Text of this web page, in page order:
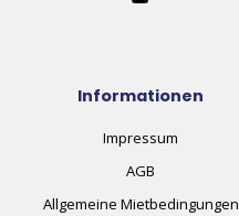
Informationen
Impressum
AGB
Allgemeine Mietbedingungen